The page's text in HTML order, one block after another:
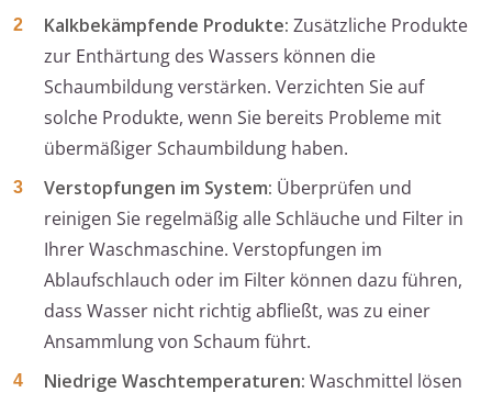
Kalkbekämpfende Produkte: Zusätzliche Produkte
zur Enthärtung des Wassers können die
Schaumbildung verstärken. Verzichten Sie auf
solche Produkte, wenn Sie bereits Probleme mit
übermäßiger Schaumbildung haben.
Verstopfungen im System: Überprüfen und
reinigen Sie regelmäßig alle Schläuche und Filter in
Ihrer Waschmaschine. Verstopfungen im
Ablaufschlauch oder im Filter können dazu führen,
dass Wasser nicht richtig abfließt, was zu einer
Ansammlung von Schaum führt.
Niedrige Waschtemperaturen: Waschmittel lösen